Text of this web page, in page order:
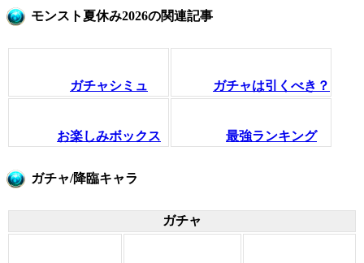
モンスト夏休み2026の関連記事
ガチャシミュ ガチャは引くべき？
お楽しみボックス 最強ランキング
ガチャ/降臨キャラ
ガチャ